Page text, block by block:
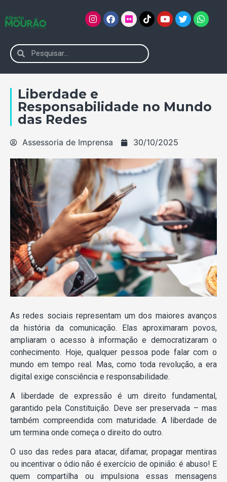
Liberdade e
Responsabilidade no Mundo
das Redes
Assessoria de Imprensa 30/10/2025
As redes sociais representam um dos maiores avanços
da história da comunicação. Elas aproximaram povos,
ampliaram o acesso à informação e democratizaram o
conhecimento. Hoje, qualquer pessoa pode falar com o
mundo em tempo real. Mas, como toda revolução, a era
digital exige consciência e responsabilidade.
A liberdade de expressão é um direito fundamental,
garantido pela Constituição. Deve ser preservada – mas
também compreendida com maturidade. A liberdade de
um termina onde começa o direito do outro.
O uso das redes para atacar, difamar, propagar mentiras
ou incentivar o ódio não é exercício de opinião: é abuso! E
quem compartilha ou impulsiona essas mensagens